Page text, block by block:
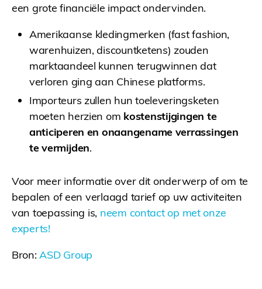
een grote financiële impact ondervinden.
Amerikaanse kledingmerken (fast fashion,
warenhuizen, discountketens) zouden
marktaandeel kunnen terugwinnen dat
verloren ging aan Chinese platforms.
Importeurs zullen hun toeleveringsketen
moeten herzien om kostenstijgingen te
anticiperen en onaangename verrassingen
te vermijden.
Voor meer informatie over dit onderwerp of om te
bepalen of een verlaagd tarief op uw activiteiten
van toepassing is, neem contact op met onze
experts!
Bron:ASD Group